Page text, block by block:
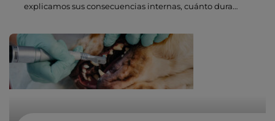
explicamos sus consecuencias internas, cuánto dura…